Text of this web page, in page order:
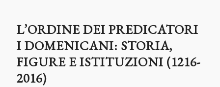
L’ORDINE DEI PREDICATORI
I DOMENICANI: STORIA,
FIGURE E ISTITUZIONI (1216-
2016)